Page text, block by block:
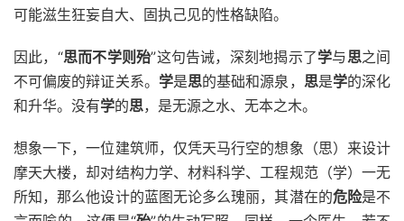
可能滋生狂妄自大、固执己见的性格缺陷。
因此，“思而不学则殆”这句告诫，深刻地揭示了学与思之间
不可偏废的辩证关系。 学是思的基础和源泉， 思是学的深化
和升华。没有学的思，是无源之水、无本之木。
想象一下，一位建筑师，仅凭天马行空的想象（思）来设计
摩天大楼，却对结构力学、材料科学、工程规范（学）一无
所知，那么他设计的蓝图无论多么瑰丽，其潜在的危险是不